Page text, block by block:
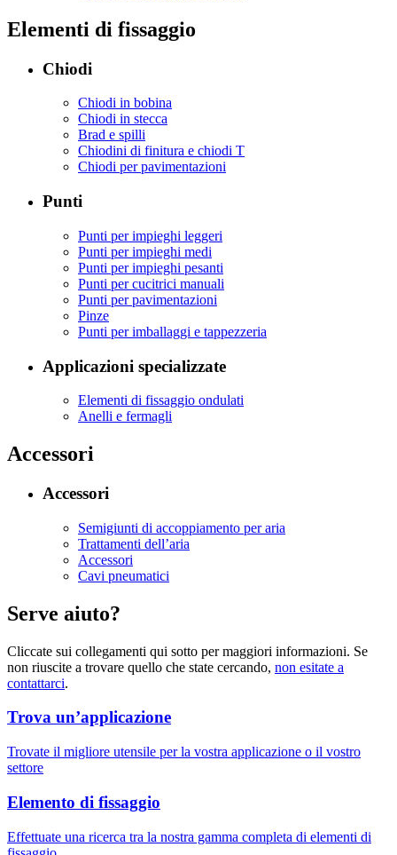
Elementi di fissaggio
Chiodi
Chiodi in bobina
Chiodi in stecca
Brad e spilli
Chiodini di finitura e chiodi T
Chiodi per pavimentazioni
Punti
Punti per impieghi leggeri
Punti per impieghi medi
Punti per impieghi pesanti
Punti per cucitrici manuali
Punti per pavimentazioni
Pinze
Punti per imballaggi e tappezzeria
Applicazioni specializzate
Elementi di fissaggio ondulati
Anelli e fermagli
Accessori
Accessori
Semigiunti di accoppiamento per aria
Trattamenti dell’aria
Accessori
Cavi pneumatici
Serve aiuto?
Cliccate sui collegamenti qui sotto per maggiori informazioni. Se
non riuscite a trovare quello che state cercando, non esitate a
contattarci.
Trova un’applicazione
Trovate il migliore utensile per la vostra applicazione o il vostro
settore
Elemento di fissaggio
Effettuate una ricerca tra la nostra gamma completa di elementi di